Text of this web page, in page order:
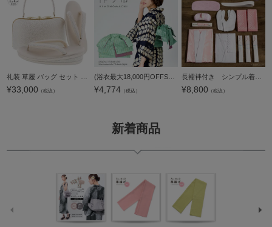
¥33,000 （税込） ¥4,774 （税込）
長襦袢付き シンプル着物着付け小物セット【メール便不可】
¥8,800 （税込）
新着商品